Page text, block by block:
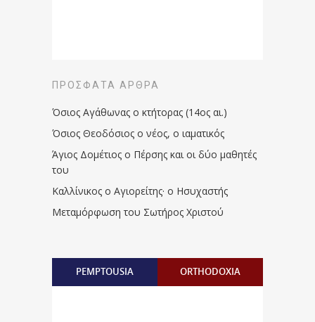
ΠΡΌΣΦΑΤΑ ΆΡΘΡΑ
Όσιος Αγάθωνας ο κτήτορας (14ος αι.)
Όσιος Θεοδόσιος ο νέος, ο ιαματικός
Άγιος Δομέτιος ο Πέρσης και οι δύο μαθητές
του
Καλλίνικος ο Αγιορείτης · ο Ησυχαστής
Μεταμόρφωση του Σωτήρος Χριστού
PEMPTOUSIA ORTHODOXIA